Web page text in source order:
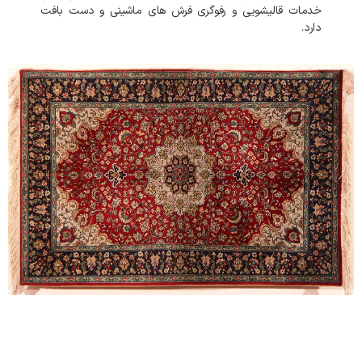
خدمات قالیشویی و رفوگری فرش های ماشینی و دست بافت
دارد.